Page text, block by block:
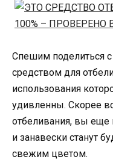
Спешим поделиться
средством для
использования
удивленны. Скорее
отбеливания, вы еще
и занавески станут
свежим цветом.